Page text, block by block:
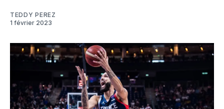
TEDDY PEREZ
1 février 2023